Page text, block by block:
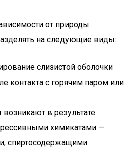
от природы
на следующие виды:
слизистой оболочки
контакта с горячим паром или
в результате
химикатами —
спиртосодержащими